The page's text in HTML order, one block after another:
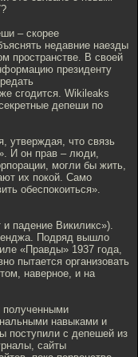
– скорее
недавние наезды
пространстве. В своей
президенту
сгодится. Wikileaks
депеши по
утверждая, что связь
И он прав – люди,
могли бы жить,
их покой. Само
обеспокоиться».
падение Викиликс»).
Подряд вышло
«Правды» 1937 года,
пытается организовать
наверное, и на
полученными
навыками и
поступили с депешей из
сайты